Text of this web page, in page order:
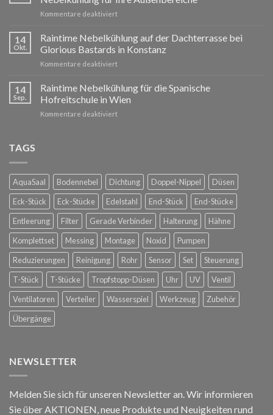
ein
erfolgreiches
Jahr!
Kommentare deaktiviertfür
planen
umsetzen:
Raintime
für
Ihre
14
Okt.
Raintime Nebelkühlung auf der Dachterrasse bei
Glorious Bastards in Konstanz
Kommentare deaktiviertfür
Nebelkühlung
der
Dachterrasse
14
Sep.
Raintime Nebelkühlung für die Spanische
Hofreitschule in Wien
Kommentare deaktiviertfür
Hofreitschule
in
Wien
TAGS
AquaSaal Bodennebel Dichtung Doppel-Nippel
Düsen
Eck-Stück
Eck-Stücke Edelstahl End-Stück
End-Stücke
Entleerung
Filter Gerade Verbinder Halterung
Hähne
Komplettset
Messing Montage Noxid
Pumpen
Reduzierungen
Reinigung Rohr Sensor Set
Steuerung
T-Stück
T-Stücke Tropfstopp-Düsen Uhr UV
Ventil
Ventilatoren
Verteiler Wasserspiel Werkzeug
Zubehör
Übergänge
NEWSLETTER
Melden Sie sich für unseren Newsletter an. Wir informieren
Sie über AKTIONEN, neue Produkte und Neuigkeiten rund